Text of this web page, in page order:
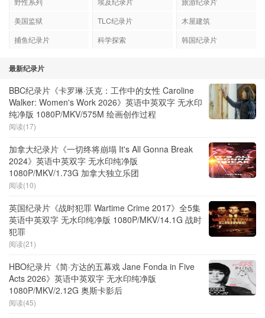
美国监狱
TLC纪录片
木屋建筑
捕鱼纪录片
科学探索 韩国纪录片
最新纪录片
BBC纪录片《卡罗琳·沃克：工作中的女性 Caroline
Walker: Women's Work 2026》英语中英双字 无水印
纯净版 1080P/MKV/575M 绘画创作过程
阅读(17)
加拿大纪录片《一切终将崩塌 It's All Gonna Break
2024》英语中英双字 无水印纯净版
1080P/MKV/1.73G 加拿大独立乐团
阅读(10)
英国纪录片《战时犯罪 Wartime Crime 2017》全5集
英语中英双字 无水印纯净版 1080P/MKV/14.1G 战时
犯罪
阅读(21)
HBO纪录片《简·方达的五幕戏 Jane Fonda in Five
Acts 2026》英语中英双字 无水印纯净版
1080P/MKV/2.12G 奥斯卡影后
阅读(45)